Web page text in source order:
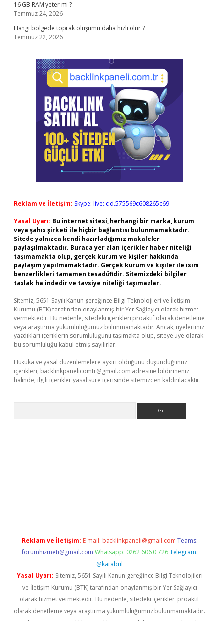
16 GB RAM yeter mi ?
Temmuz 24, 2026
Hangi bölgede toprak oluşumu daha hızlı olur ?
Temmuz 22, 2026
Reklam ve İletişim: Skype: live:.cid.575569c608265c69
Yasal Uyarı: Bu internet sitesi, herhangi bir marka, kurum
veya şahıs şirketi ile hiçbir bağlantısı bulunmamaktadır.
Sitede yalnızca kendi hazırladığımız makaleler
paylaşılmaktadır. Burada yer alan içerikler haber niteliği
taşımamakta olup, gerçek kurum ve kişiler hakkında
paylaşım yapılmamaktadır. Gerçek kurum ve kişiler ile isim
benzerlikleri tamamen tesadüfidir. Sitemizdeki bilgiler
taslak halindedir ve tavsiye niteliği taşımazlar.
Sitemiz, 5651 Sayılı Kanun gereğince Bilgi Teknolojileri ve İletişim
Kurumu (BTK) tarafından onaylanmış bir Yer Sağlayıcı olarak hizmet
vermektedir. Bu nedenle, sitedeki içerikleri proaktif olarak denetleme
veya araştırma yükümlülüğümüz bulunmamaktadır. Ancak, üyelerimiz
yazdıkları içeriklerin sorumluluğunu taşımakta olup, siteye üye olarak
bu sorumluluğu kabul etmiş sayılırlar.
Hukuka ve yasal düzenlemelere aykırı olduğunu düşündüğünüz
içerikleri, backlinkpanelicomtr@gmail.com adresine bildirmeniz
halinde, ilgili içerikler yasal süre içerisinde sitemizden kaldırılacaktır.
Reklam ve İletişim: E-mail: backlinkpaneli@gmail.com Teams:
forumhizmeti@gmail.com Whatsapp: 0262 606 0 726 Telegram:
@karabul
Yasal Uyarı: Sitemiz, 5651 Sayılı Kanun gereğince Bilgi Teknolojileri
ve İletişim Kurumu (BTK) tarafından onaylanmış bir Yer Sağlayıcı
olarak hizmet vermektedir. Bu nedenle, sitedeki içerikleri proaktif
olarak denetleme veya araştırma yükümlülüğümüz bulunmamaktadır.